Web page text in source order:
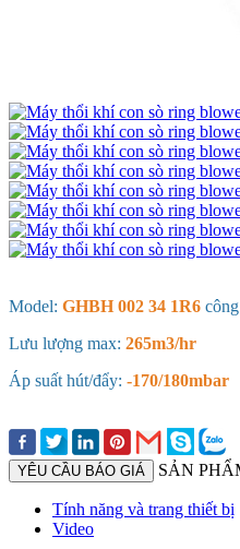
Model: GHBH 002 34 1R6
Lưu lượng max: 265m3/hr
Áp suất hút/đẩy: -170/180mbar
YÊU CẦU BÁO GIÁ SẢN
Tính năng và trang thiết bị
Video